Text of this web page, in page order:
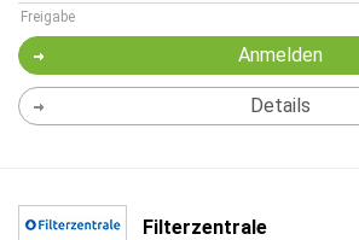
Freigabe
Anmelden
Details
Filterzentrale